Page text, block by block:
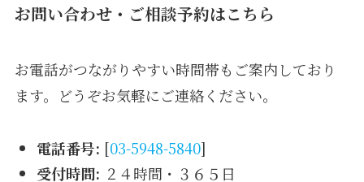
お問い合わせ・ご相談予約はこちら
お電話がつながりやすい時間帯もご案内しており
ます。どうぞお気軽にご連絡ください。
電話番号: [03-5948-5840]
受付時間: ２４時間・３６５日